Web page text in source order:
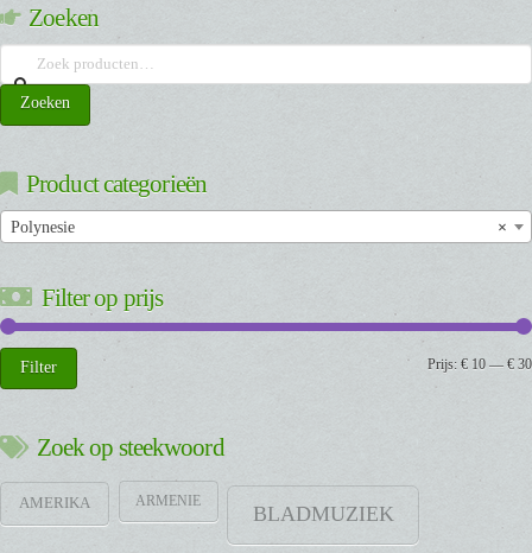
Zoeken
Zoeken
naar:
Zoeken
Product categorieën
×
Polynesie
Filter op prijs
Min.
prijs
Max.
prijs
Filter Prijs: € 10 — € 30
Zoek op steekwoord
AMERIKA ARMENIE
BLADMUZIEK